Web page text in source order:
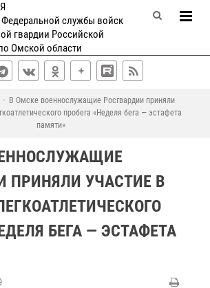
службы войск
гвардии Российской
Омской области
В Омске военнослужащие Росгвардии приняли
пробега «Неделя бега — эстафета
памяти»
ПРИНЯЛИ УЧАСТИЕ В
БЕГА — ЭСТАФЕТА